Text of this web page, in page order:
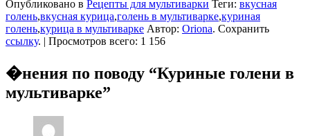
Опубликовано в Рецепты для мультиварки Теги: вкусная
голень,вкусная курица,голень в мультиварке,куриная
голень,курица в мультиварке Автор: Oriona. Сохранить
ссылку. | Просмотров всего: 1 156
�нения по поводу “Куриные голени в
мультиварке”